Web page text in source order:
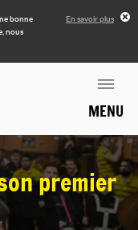
bonne
nous
En savoir plus
MENU
premier